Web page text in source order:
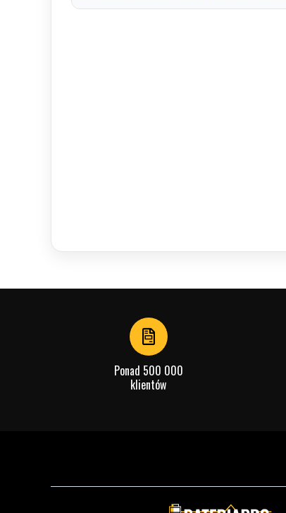
Ponad 500 000
klientów